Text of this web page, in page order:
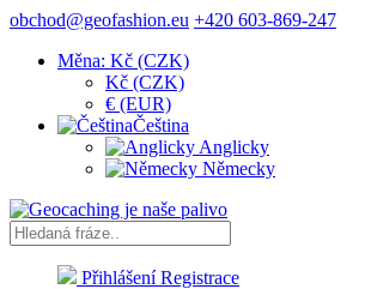
obchod@geofashion.eu +420 603-869-247
Měna: Kč (CZK)
Kč (CZK)
€ (EUR)
Čeština
Anglicky
Německy
Přihlášení Registrace